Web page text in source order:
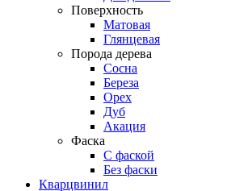
Поверхность
Матовая
Глянцевая
Порода дерева
Сосна
Береза
Орех
Дуб
Акация
Фаска
С фаской
Без фаски
Кварцвинил